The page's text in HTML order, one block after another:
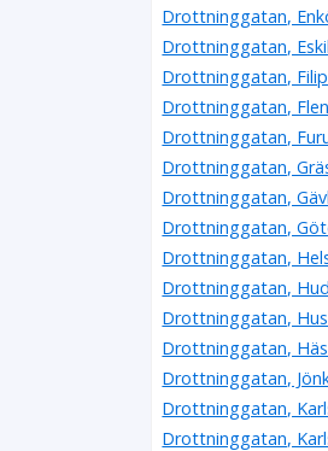
Drottninggatan,
Drottninggatan,
Drottninggatan,
Drottninggatan, Flen
Drottninggatan,
Drottninggatan,
Drottninggatan,
Drottninggatan,
Drottninggatan,
Drottninggatan,
Drottninggatan,
Drottninggatan,
Drottninggatan,
Drottninggatan,
Drottninggatan,